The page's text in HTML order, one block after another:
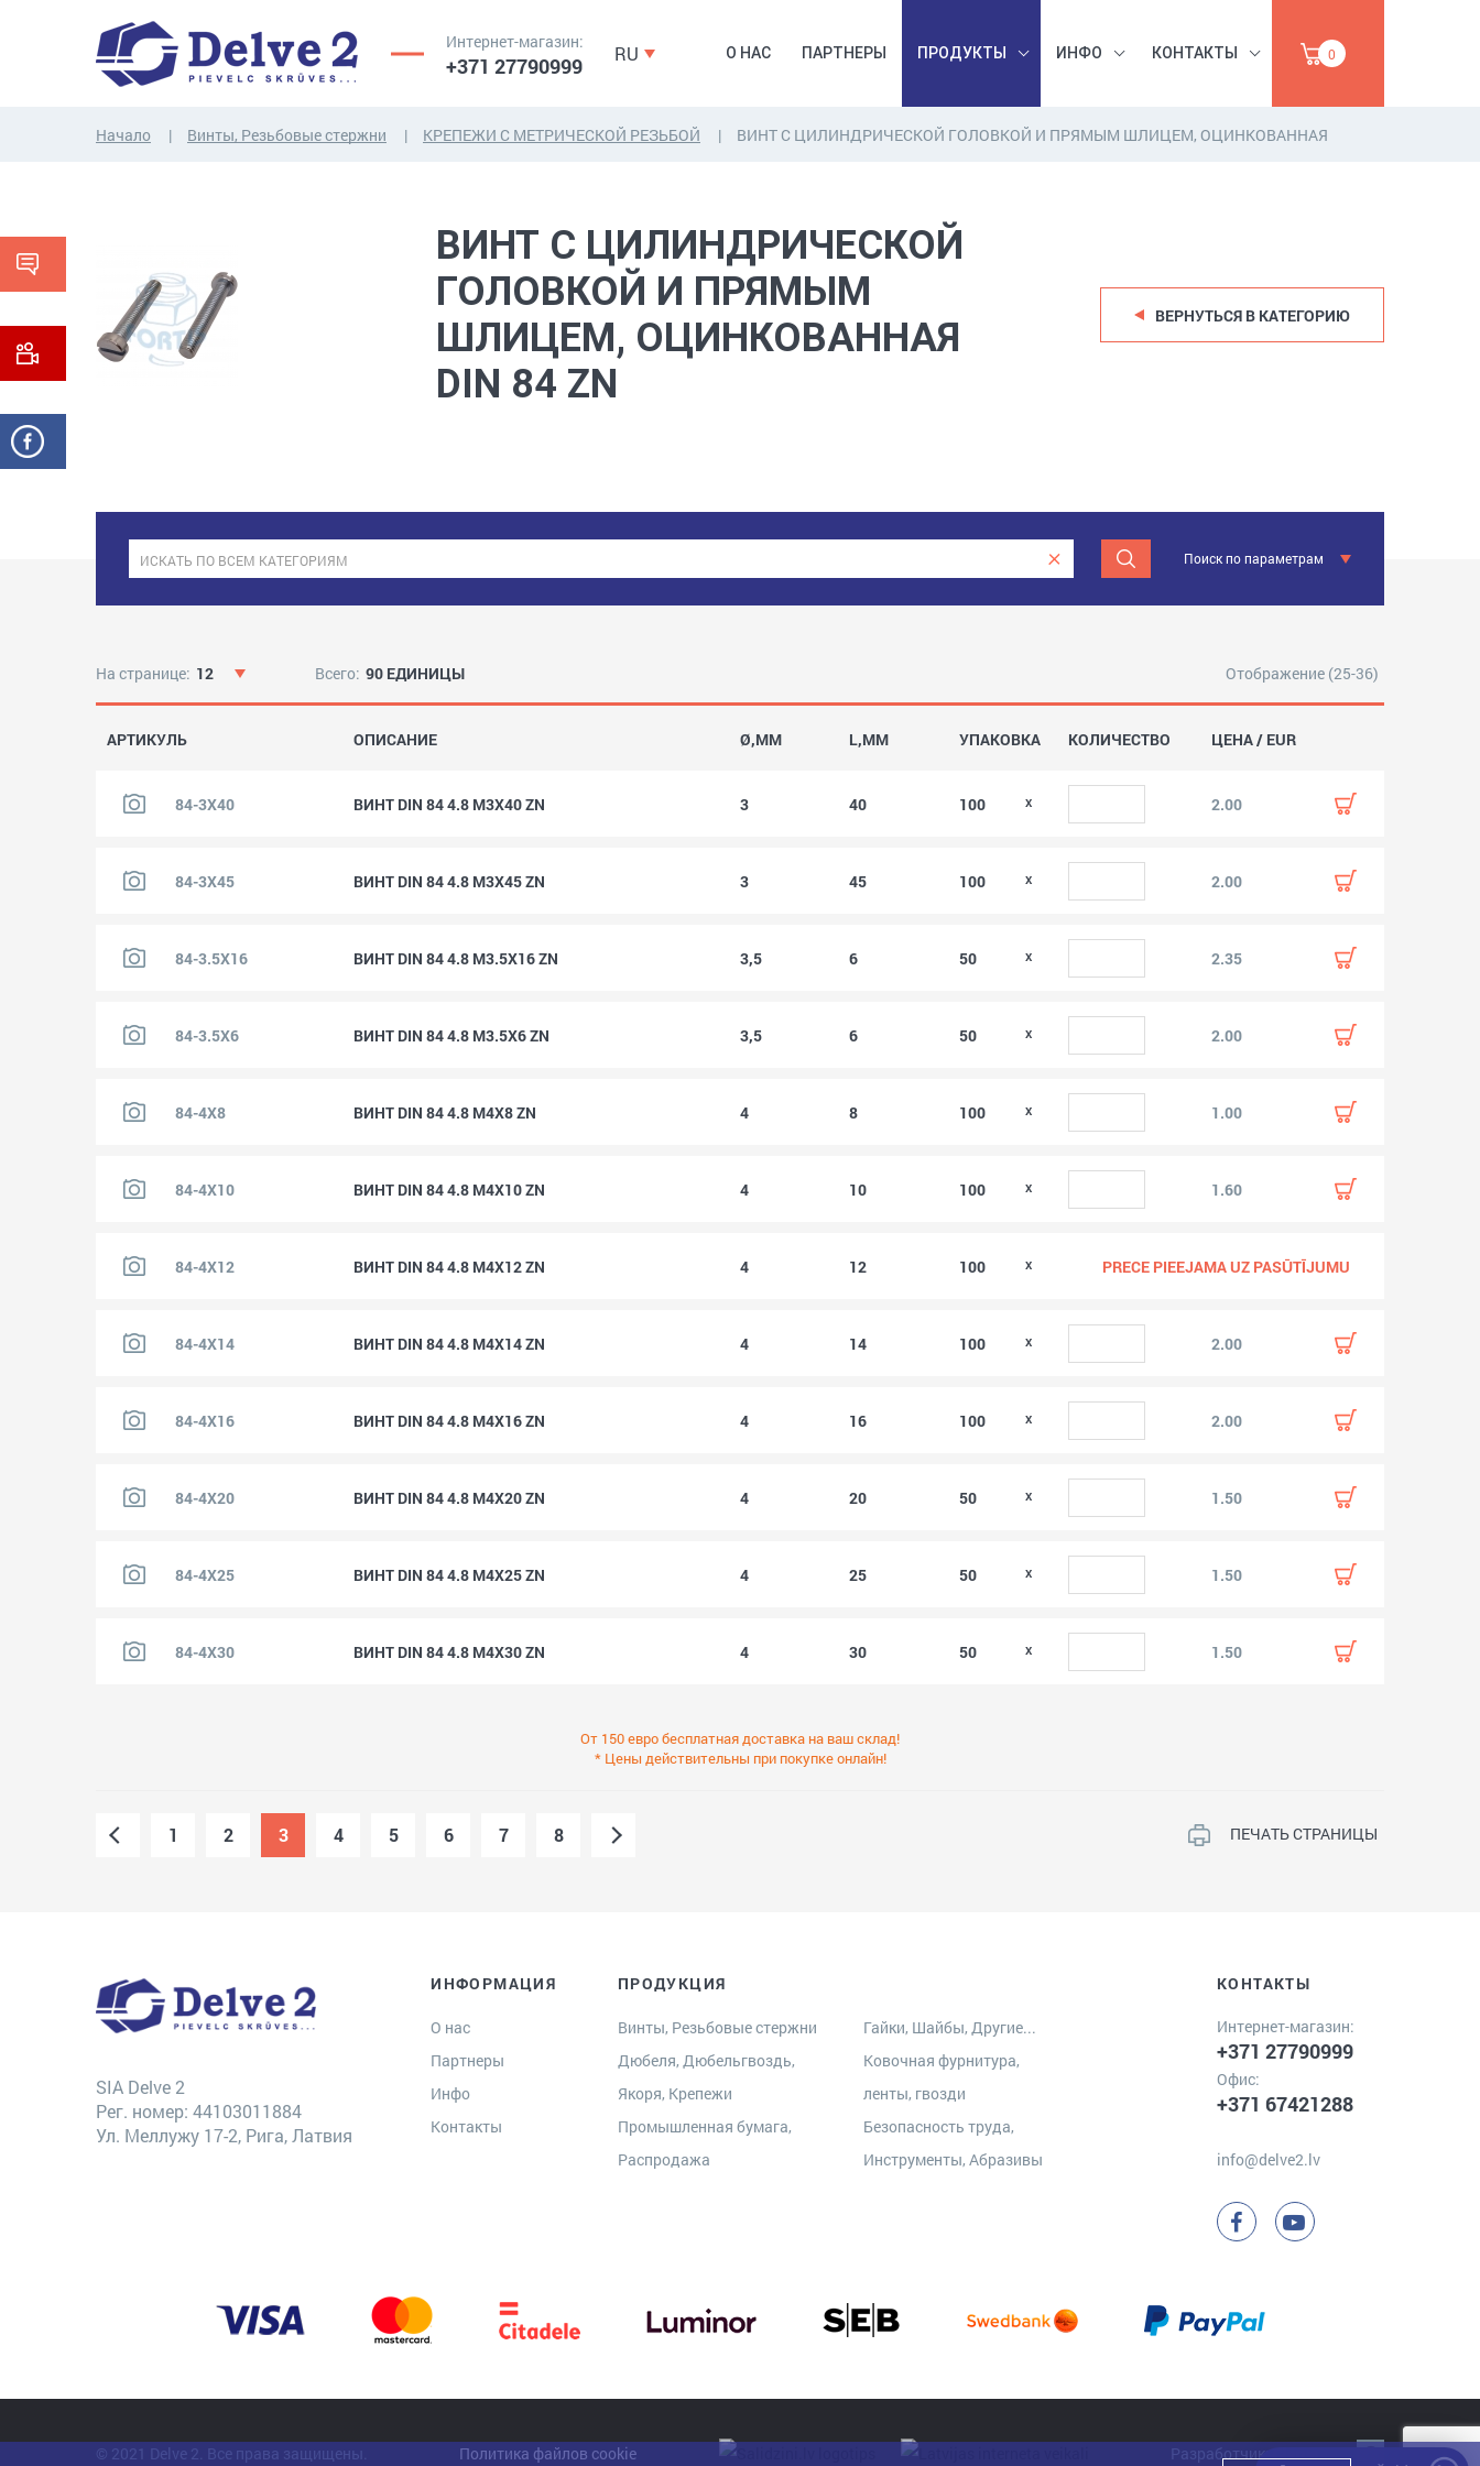
Интернет-магазин:
+371 27790999 RU О НАС ПАРТНЕРЫ ПРОДУКТЫ
ДЮБЕЛЬГВОЗДЬ,
ЯКОРЯ, КРЕПЕЖИ
ФУРНИТУРА,
ЛЕНТЫ, ГВОЗДИ
ИНФО КОНТАКТЫ 0
Начало Винты, Резьбовые стержни КРЕПЕЖИ С МЕТРИЧЕСКОЙ РЕЗЬБОЙ ВИНТ С ЦИЛИНДРИЧЕСКОЙ ГОЛОВКОЙ И ПРЯМЫМ ШЛИЦЕМ, ОЦИНКОВАННАЯ
ВИНТ С ЦИЛИНДРИЧЕСКОЙ
ГОЛОВКОЙ И ПРЯМЫМ
ШЛИЦЕМ, ОЦИНКОВАННАЯ
DIN 84 ZN
ВЕРНУТЬСЯ В КАТЕГОРИЮ
Поиск по параметрам
На странице: 12 Всего: 90 ЕДИНИЦЫ Отображение (25-36)
АРТИКУЛЬ ОПИСАНИЕ Ø,MM L,MM УПАКОВКА КОЛИЧЕСТВО ЦЕНА / EUR
84-3X40 ВИНТ DIN 84 4.8 M3X40 ZN 3 40 100 2.00
84-3X45 ВИНТ DIN 84 4.8 M3X45 ZN 3 45 100 2.00
84-3.5X16 ВИНТ DIN 84 4.8 M3.5X16 ZN 3,5 6 50 2.35
84-3.5X6 ВИНТ DIN 84 4.8 M3.5X6 ZN 3,5 6 50 2.00
84-4X8 ВИНТ DIN 84 4.8 M4X8 ZN 4 8 100 1.00
84-4X10 ВИНТ DIN 84 4.8 M4X10 ZN 4 10 100 1.60
84-4X12 ВИНТ DIN 84 4.8 M4X12 ZN 4 12 100 PRECE PIEEJAMA UZ PASŪTĪJUMU
84-4X14 ВИНТ DIN 84 4.8 M4X14 ZN 4 14 100 2.00
84-4X16 ВИНТ DIN 84 4.8 M4X16 ZN 4 16 100 2.00
84-4X20 ВИНТ DIN 84 4.8 M4X20 ZN 4 20 50 1.50
84-4X25 ВИНТ DIN 84 4.8 M4X25 ZN 4 25 50 1.50
84-4X30 ВИНТ DIN 84 4.8 M4X30 ZN 4 30 50 1.50
От 150 евро бесплатная доставка на ваш склад!
* Цены действительны при покупке онлайн!
1 2 3 4 5 6 7 8 ПЕЧАТЬ СТРАНИЦЫ
SIA Delve 2
Рег. номер: 44103011884
Ул. Меллужу 17-2, Рига, Латвия
ИНФОРМАЦИЯ
О нас
Партнеры
Инфо
Контакты
ПРОДУКЦИЯ
Винты, Резьбовые стержни
Гайки, Шайбы, Другие...
Дюбеля, Дюбельгвоздь,
Якоря, Крепежи
Ковочная фурнитура,
ленты, гвозди
Промышленная бумага,
Распродажа
Безопасность труда,
Инструменты, Абразивы
КОНТАКТЫ
Интернет-магазин:
+371 27790999
Офис:
+371 67421288
info@delve2.lv
© 2021 Delve 2. Все права защищены. Политика файлов cookie Разработчик: